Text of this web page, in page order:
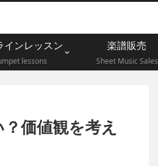
インレッスン
lessons
楽譜販売
Sheet Music Sales
価値観を考え